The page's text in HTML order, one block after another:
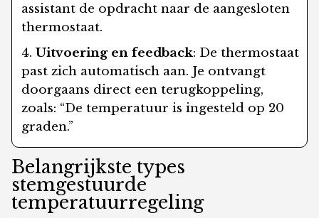
assistant de opdracht naar de aangesloten
thermostaat.
Uitvoering en feedback: De thermostaat
past zich automatisch aan. Je ontvangt
doorgaans direct een terugkoppeling,
zoals: “De temperatuur is ingesteld op 20
graden.”
Belangrijkste types
stemgestuurde
temperatuurregeling